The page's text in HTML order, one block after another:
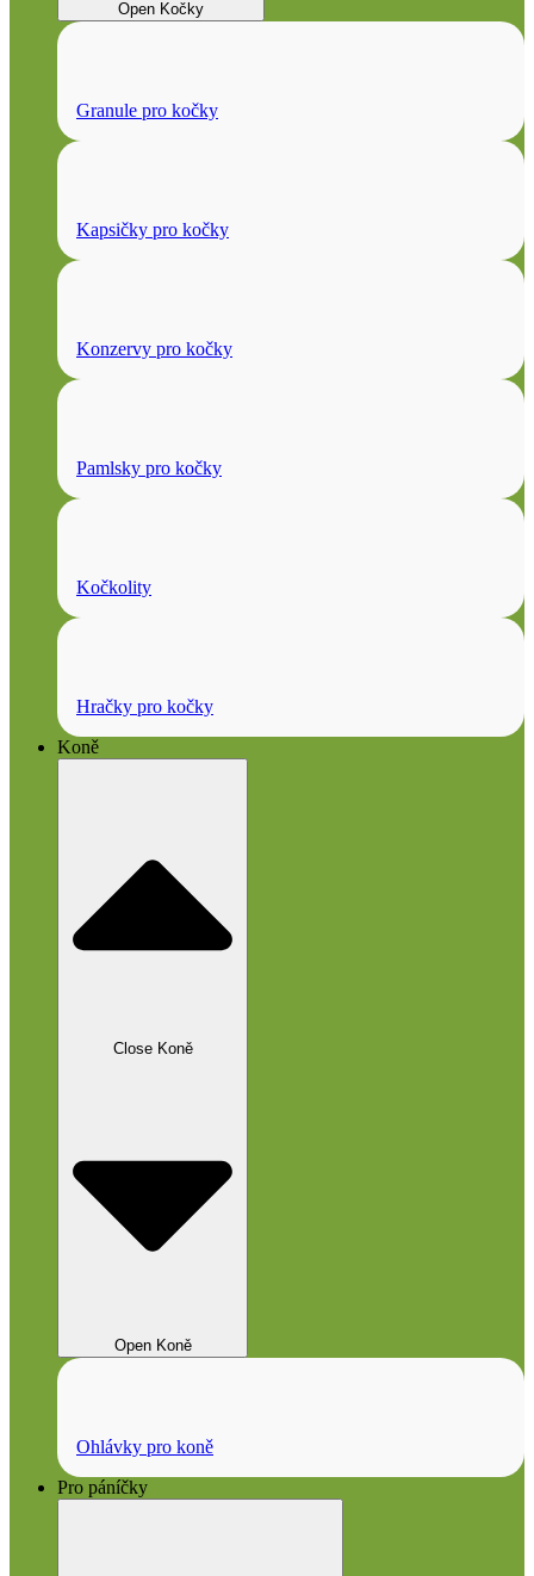
Open Kočky
Granule pro kočky
Kapsičky pro kočky
Konzervy pro kočky
Pamlsky pro kočky
Kočkolity
Hračky pro kočky
Koně
Close Koně
Open Koně
Ohlávky pro koně
Pro páníčky